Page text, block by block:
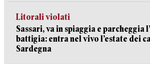
Litorali violati
Sassari, va in spiaggia e parcheggia
battigia: entra nel vivo l’estate dei
Sardegna